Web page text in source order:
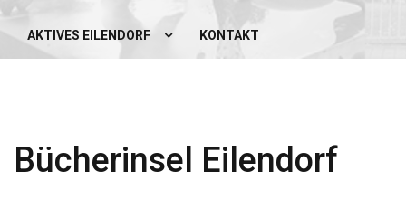
AKTIVES EILENDORF KONTAKT
Bücherinsel Eilendorf